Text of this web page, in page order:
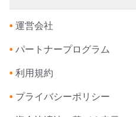
• 運営会社
• パートナープログラム
• 利用規約
• プライバシーポリシー